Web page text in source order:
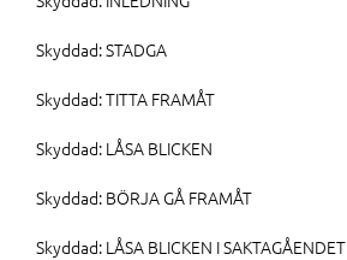
Skyddad: STADGA
Skyddad: TITTA FRAMÅT
Skyddad: LÅSA BLICKEN
Skyddad: BÖRJA GÅ FRAMÅT
Skyddad: LÅSA BLICKEN I SAKTAGÅENDET